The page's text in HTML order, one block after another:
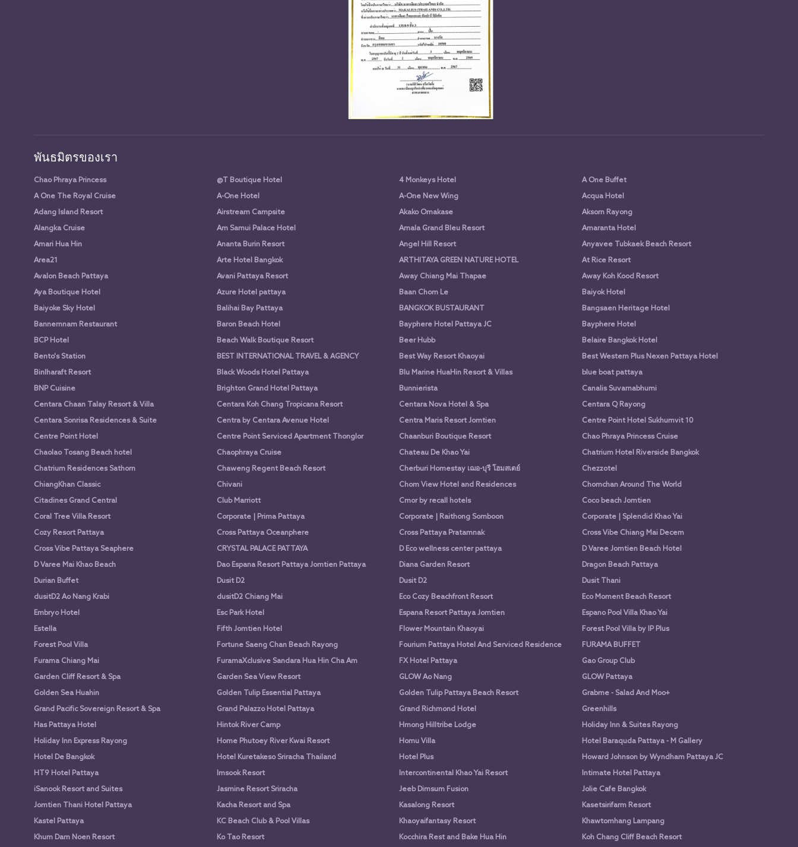
พันธมิตรของเรา
Chao Phraya Princess @T Boutique Hotel 4 Monkeys Hotel
A One Buffet
A One The Royal Cruise
A-One Hotel A-One New Wing
Acqua Hotel
Adang Island Resort
Airstream Campsite Akako Omakase
Aksorn Rayong
Alangka Cruise
Am Samui Palace Hotel Amala Grand Bleu Resort
Amaranta Hotel
Amari Hua Hin
Ananta Burin Resort Angel Hill Resort
Anyavee Tubkaek Beach Resort
Area21
Arte Hotel Bangkok ARTHITAYA GREEN NATURE HOTEL
At Rice Resort
Avalon Beach Pattaya
Avani Pattaya Resort Away Chiang Mai Thapae
Away Koh Kood Resort
Aya Boutique Hotel
Azure Hotel pattaya Baan Chom Le
Baiyok Hotel
Baiyoke Sky Hotel
Balihai Bay Pattaya BANGKOK BUSTAURANT
Bangsaen Heritage Hotel
Bannernnam Restaurant
Baron Beach Hotel Bayphere Hotel Pattaya JC
Bayphere Hotel
BCP Hotel
Beach Walk Boutique Resort Beer Hubb
Belaire Bangkok Hotel
Bento's Station
BEST INTERNATIONAL TRAVEL & AGENCY Best Way Resort Khaoyai
Best Western Plus Nexen Pattaya Hotel
Binlharaft Resort
Black Woods Hotel Pattaya Blu Marine HuaHin Resort & Villas
blue boat pattaya
BNP Cuisine
Brighton Grand Hotel Pattaya Bunnierista
Canalis Suvarnabhumi
Centara Chaan Talay Resort & Villa
Centara Koh Chang Tropicana Resort Centara Nova Hotel & Spa
Centara Q Rayong
Centara Sonrisa Residences & Suite
Centra by Centara Avenue Hotel Centra Maris Resort Jomtien
Centre Point Hotel Sukhumvit 10
Centre Point Hotel
Centre Point Serviced Apartment Thonglor Chaanburi Boutique Resort
Chao Phraya Princess Cruise
Chaolao Tosang Beach hotel
Chaophraya Cruise Chateau De Khao Yai
Chatrium Hotel Riverside Bangkok
Chatrium Residences Sathorn
Chaweng Regent Beach Resort Cherburi Homestay เฌอ-บุรี โฮมสเตย์
Chezzotel
ChiangKhan Classic
Chivani Chom View Hotel and Residences
Chomchan Around The World
Citadines Grand Central
Club Marriott Cmor by recall hotels
Coco beach Jomtien
Coral Tree Villa Resort
Corporate | Prima Pattaya Corporate | Raithong Somboon
Corporate | Splendid Khao Yai
Cozy Resort Pattaya
Cross Pattaya Oceanphere Cross Pattaya Pratamnak
Cross Vibe Chiang Mai Decem
Cross Vibe Pattaya Seaphere
CRYSTAL PALACE PATTAYA D Eco wellness center pattaya
D Varee Jomtien Beach Hotel
D Varee Mai Khao Beach
Dao Espana Resort Pattaya Jomtien Pattaya Diana Garden Resort
Dragon Beach Pattaya
Durian Buffet
Dusit D2 Dusit D2
Dusit Thani
dusitD2 Ao Nang Krabi
dusitD2 Chiang Mai Eco Cozy Beachfront Resort
Eco Moment Beach Resort
Embryo Hotel
Esc Park Hotel Espana Resort Pattaya Jomtien
Espano Pool Villa Khao Yai
Estella
Fifth Jomtien Hotel Flower Mountain Khaoyai
Forest Pool Villa by IP Plus
Forest Pool Villa
Fortune Saeng Chan Beach Rayong Fourium Pattaya Hotel And Serviced Residence
FURAMA BUFFET
Furama Chiang Mai
FuramaXclusive Sandara Hua Hin Cha Am FX Hotel Pattaya
Gao Group Club
Garden Cliff Resort & Spa
Garden Sea View Resort GLOW Ao Nang
GLOW Pattaya
Golden Sea Huahin
Golden Tulip Essential Pattaya Golden Tulip Pattaya Beach Resort
Grabme - Salad And Moo+
Grand Pacific Sovereign Resort & Spa
Grand Palazzo Hotel Pattaya Grand Richmond Hotel
Greenhills
Has Pattaya Hotel
Hintok River Camp Hmong Hilltribe Lodge
Holiday Inn & Suites Rayong
Holiday Inn Express Rayong
Home Phutoey River Kwai Resort Homu Villa
Hotel Baraquda Pattaya - M Gallery
Hotel De Bangkok
Hotel Kuretakeso Sriracha Thailand Hotel Plus
Howard Johnson by Wyndham Pattaya JC
HT9 Hotel Pattaya
Imsook Resort Intercontinental Khao Yai Resort
Intimate Hotel Pattaya
iSanook Resort and Suites
Jasmine Resort Sriracha Jeeb Dimsum Fusion
Jolie Cafe Bangkok
Jomtien Thani Hotel Pattaya
Kacha Resort and Spa Kasalong Resort
Kasetsirifarm Resort
Kastel Pattaya
KC Beach Club & Pool Villas Khaoyaifantasy Resort
Khawtomhang Lampang
Khum Dam Noen Resort
Ko Tao Resort Kocchira Rest and Bake Hua Hin Koh Chang Cliff Beach Resort